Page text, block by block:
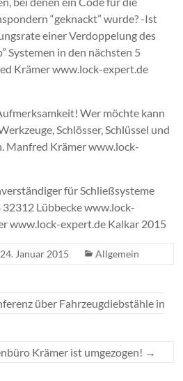
“geknackt” wurde? -Ist
einer Verdoppelung des
Systemen in den nächsten 5
Krämer www.lock-expert.de
Wer möchte kann
Schlösser, Schlüssel und
Manfred Krämer www.lock-
für Schließsysteme
32312 Lübbecke www.lock-
www.lock-expert.de Kalkar 2015
24. Januar 2015 Allgemein
über Fahrzeugdiebstähle in
Krämer ist umgezogen! →